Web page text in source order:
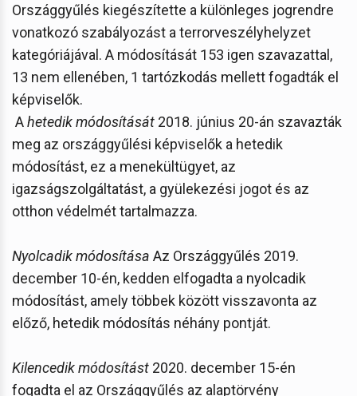
Országgyűlés kiegészítette a különleges jogrendre
vonatkozó szabályozást a terrorveszélyhelyzet
kategóriájával. A módosítását 153 igen szavazattal,
13 nem ellenében, 1 tartózkodás mellett fogadták el
képviselők.
Ahetedik módosítását 2018. június 20-án szavazták
meg az országgyűlési képviselők a hetedik
módosítást, ez a menekültügyet, az
igazságszolgáltatást, a gyülekezési jogot és az
otthon védelmét tartalmazza.
Nyolcadik módosítása Az Országgyűlés 2019.
december 10-én, kedden elfogadta a nyolcadik
módosítást, amely többek között visszavonta az
előző, hetedik módosítás néhány pontját.
Kilencedik módosítást 2020. december 15-én
fogadta el az Országgyűlés az alaptörvény